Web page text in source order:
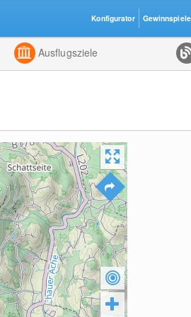
Kombiniert
Ausflugsziele
Konfigurator Gewinnspiele